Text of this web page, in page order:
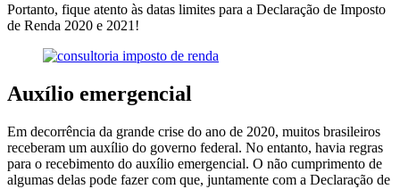
Portanto, fique atento às datas limites para a Declaração de Imposto
de Renda 2020 e 2021!
Auxílio emergencial
Em decorrência da grande crise do ano de 2020, muitos brasileiros
receberam um auxílio do governo federal. No entanto, havia regras
para o recebimento do auxílio emergencial. O não cumprimento de
algumas delas pode fazer com que, juntamente com a Declaração de